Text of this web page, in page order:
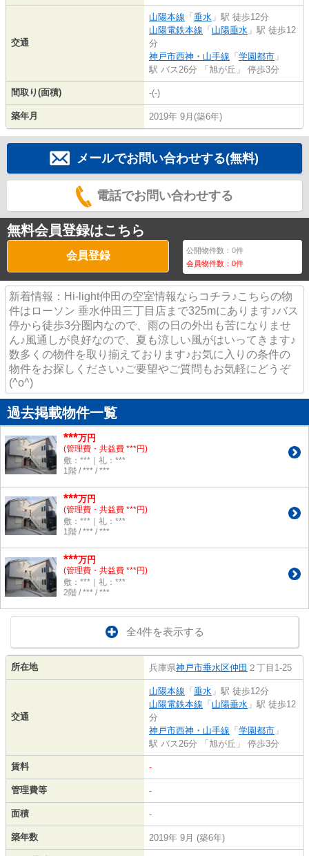
交通
山陽本線 「 垂水 」駅 徒歩12分
山陽電鉄本線 「 山陽垂水 」駅 徒歩12
分
神戸市西神・山手線 「 学園都市 」
駅 バス26分 「旭が丘」 停歩3分
間取り(面積) -(-)
築年月 2019年 9月(築6年)
メールでお問い合わせする(無料)
電話でお問い合わせする
無料会員登録はこちら
会員登録 公開物件数：0件
会員物件数：0件
新着情報：Hi-light仲田の空室情報ならコチラ♪こちらの物
件はローソン 垂水仲田三丁目店まで325mにあります♪バス
停から徒歩3分圏内なので、雨の日の外出も苦になりませ
ん♪風通しが良好なので、夏も涼しい風がはいってきます♪
数多くの物件を取り揃えております♪お気に入りの条件の
物件をお探しください♪ご要望やご質問もお気軽にどうぞ
(^o^)
過去掲載物件一覧
***万円
(管理費・共益費 ***円)
敷：***｜礼：***
1階 / *** / ***
***万円
(管理費・共益費 ***円)
敷：***｜礼：***
1階 / *** / ***
***万円
(管理費・共益費 ***円)
敷：***｜礼：***
2階 / *** / ***
全4件を表示する
所在地 兵庫県神戸市垂水区仲田 ２丁目1-25
交通
山陽本線 「 垂水 」駅 徒歩12分
山陽電鉄本線 「 山陽垂水 」駅 徒歩12
分
神戸市西神・山手線 「 学園都市 」
駅 バス26分 「旭が丘」 停歩3分
賃料 -
管理費等 -
面積 -
築年数 2019年 9月 (築6年)